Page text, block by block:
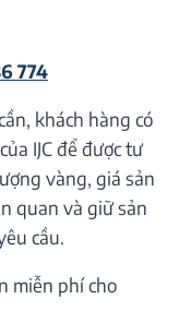
774
khách hàng có
IJC để được tư
vàng, giá sản
quan và giữ sản
cầu.
miễn phí cho